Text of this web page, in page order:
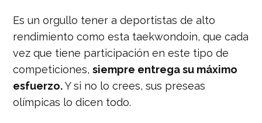
Es un orgullo tener a deportistas de alto
rendimiento como esta taekwondoin, que cada
vez que tiene participación en este tipo de
competiciones,siempre entrega su máximo
esfuerzo.Y si no lo crees, sus preseas
olímpicas lo dicen todo.